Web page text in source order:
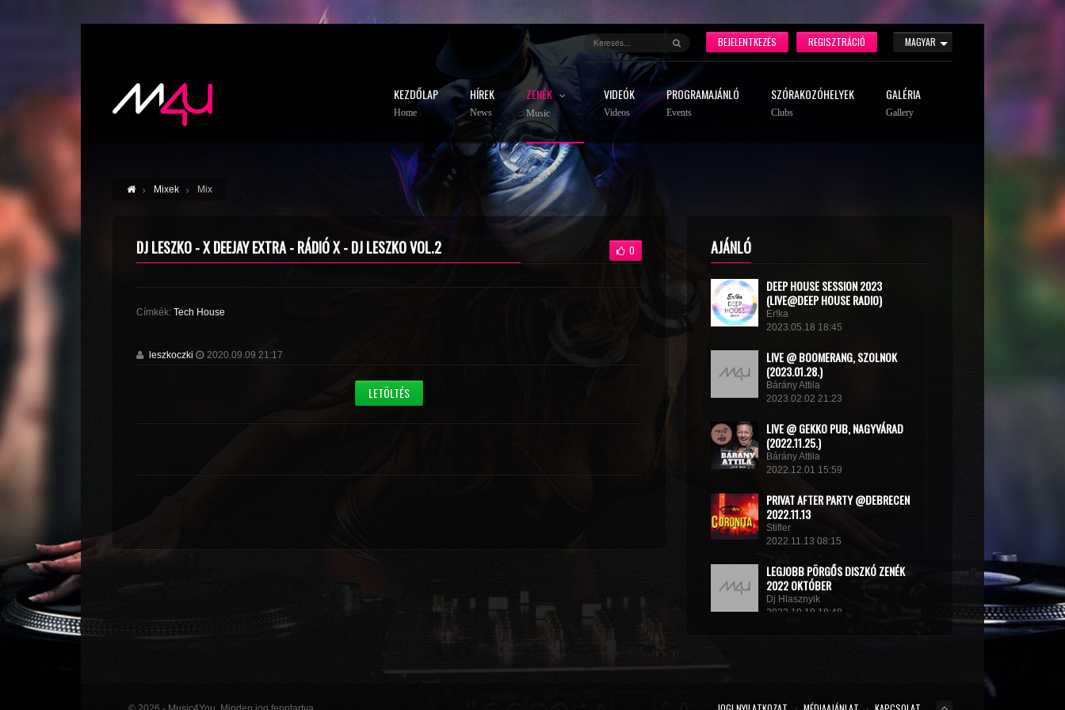
MAGYAR
REGISZTRÁCIÓ
BEJELENTKEZÉS
KEZDŐLAP
Home
HÍREK
News
ZENÉK
Music
VIDEÓK
Videos
PROGRAMAJÁNLÓ
Events
SZÓRAKOZÓHELYEK
Clubs
GALÉRIA
Gallery
Mixek Mix
DJ LESZKO - X DEEJAY EXTRA - RÁDIÓ X - DJ LESZKO VOL.2 0
Címkék: Tech House
leszkoczki 2020.09.09 21:17
LETÖLTÉS
AJÁNLÓ
DEEP HOUSE SESSION 2023
(LIVE@DEEP HOUSE RADIO)
Er!ka
2023.05.18 18:45
LIVE @ BOOMERANG, SZOLNOK
(2023.01.28.)
Bárány Attila
2023.02.02 21:23
LIVE @ GEKKO PUB, NAGYVÁRAD
(2022.11.25.)
Bárány Attila
2022.12.01 15:59
PRIVAT AFTER PARTY @DEBRECEN
2022.11.13
Stifler
2022.11.13 08:15
LEGJOBB PÖRGŐS DISZKÓ ZENÉK
2022 OKTÓBER
Dj Hlasznyik
2022.10.19 18:48